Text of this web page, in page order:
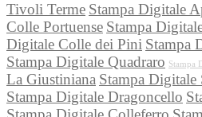
Tivoli Terme Stampa Digitale
Colle Portuense Stampa
Digitale Colle dei Pini Stampa
Stampa Digitale Quadraro Stampa
La Giustiniana Stampa Digitale
Stampa Digitale Dragoncello